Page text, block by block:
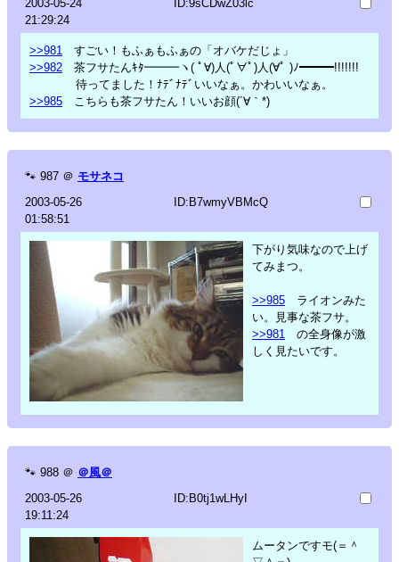
2003-05-24
21:29:24
ID:9sCDwZ03lc
>>981
すごい！もふぁもふぁの「オバケだじょ」
>>982 茶フサたんｷﾀ━━━ヽ( ﾟ∀)人(ﾟ∀ﾟ)人(∀ﾟ )ﾉ━━━!!!!!!!
待ってました！ﾅﾃﾞﾅﾃﾞいいなぁ。かわいいなぁ。
>>985 こちらも茶フサたん！いいお顔(´∀｀*)
🐾 987 ＠ モサネコ
2003-05-26
01:58:51
ID:B7wmyVBMcQ
下がり気味なので上げ
てみまつ。
>>985 ライオンみた
い。見事な茶フサ。
>>981
の全身像が激
しく見たいです。
🐾 988 ＠ ＠風＠
2003-05-26
19:11:24
ID:B0tj1wLHyI
ムータンですモ(＝＾